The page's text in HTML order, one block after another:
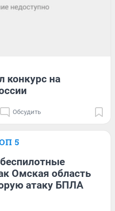
конкурс на
Обсудить
5
Омская область
атаку БПЛА